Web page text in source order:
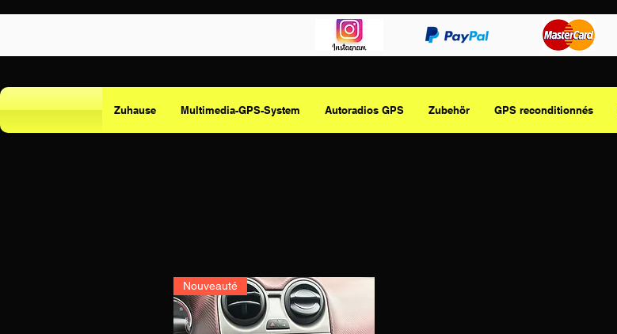
Zuhause Multimedia-GPS-System Autoradios GPS Zubehör GPS reconditionnés
Nouveauté